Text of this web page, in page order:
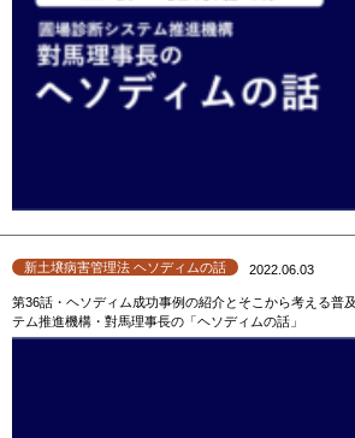
新土壌病害管理法 ヘソディムの話 2022.06.03
第36話・ヘソディム成功事例の紹介とそこから考える普
テム推進機構・對馬理事長の「ヘソディムの話」